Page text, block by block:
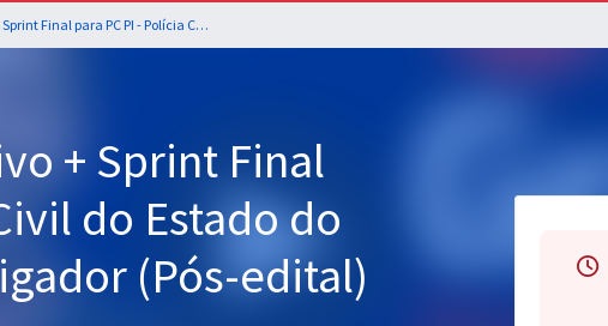
Treinamento Intensivo + Sprint Final para PC PI - Polícia Civil do Estado do Piauí - Oficial Investigador (Pós-edital)
+ Sprint Final
do Estado do
(Pós-edital)